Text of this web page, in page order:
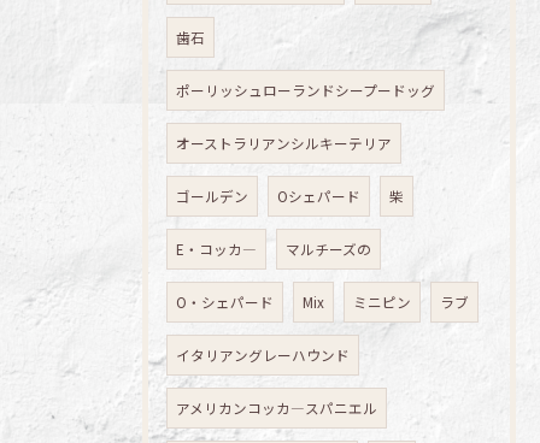
歯石
ポーリッシュローランドシープードッグ
オーストラリアンシルキーテリア
ゴールデン Oシェパード 柴
E・コッカ― マルチーズの
O・シェパード Mix ミニピン ラブ
イタリアングレーハウンド
アメリカンコッカ―スパニエル